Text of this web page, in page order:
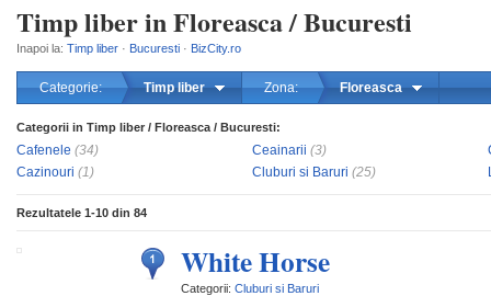
Timp liber in Floreasca / Bucuresti
Inapoi la: Timp liber · Bucuresti · BizCity.ro
Categorie: Timp liber Zona: Floreasca
Categorii in Timp liber / Floreasca / Bucuresti:
Cafenele (34)
Cazinouri (1)
Ceainarii (3)
Cluburi si Baruri (25)
Rezultatele 1-10 din 84
White Horse
Categorii: Cluburi si Baruri